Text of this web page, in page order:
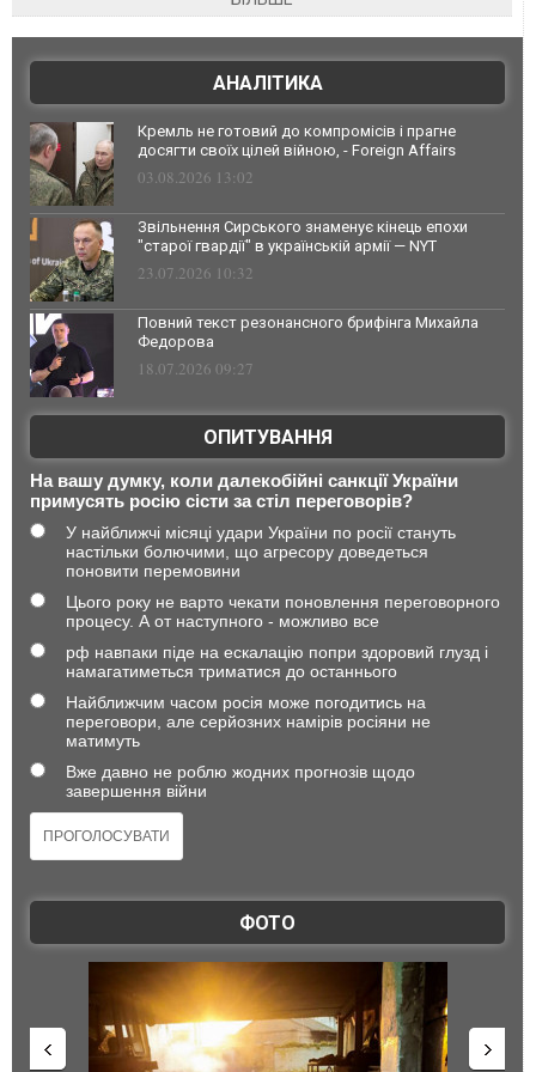
АНАЛІТИКА
Кремль не готовий до компромісів і прагне
досягти своїх цілей війною, - Foreign Affairs
03.08.2026 13:02
Звільнення Сирського знаменує кінець епохи
"старої гвардії" в українській армії — NYT
23.07.2026 10:32
Повний текст резонансного брифінга Михайла
Федорова
18.07.2026 09:27
ОПИТУВАННЯ
На вашу думку, коли далекобійні санкції України
примусять росію сісти за стіл переговорів?
У найближчі місяці удари України по росії стануть
настільки болючими, що агресору доведеться
поновити перемовини
Цього року не варто чекати поновлення переговорного
процесу. А от наступного - можливо все
рф навпаки піде на ескалацію попри здоровий глузд і
намагатиметься триматися до останнього
Найближчим часом росія може погодитись на
переговори, але серйозних намірів росіяни не
матимуть
Вже давно не роблю жодних прогнозів щодо
завершення війни
ФОТО